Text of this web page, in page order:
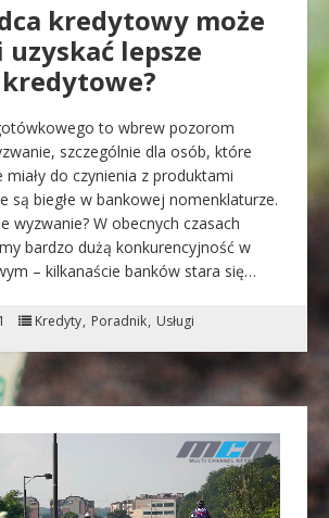
kredytowy może
uzyskać lepsze
to wbrew pozorom
szczególnie dla osób, które
miały do czynienia z produktami
są biegłe w bankowej nomenklaturze.
wyzwanie? W obecnych czasach
bardzo dużą konkurencyjność w
– kilkanaście banków stara się…
Kredyty Poradnik Usługi